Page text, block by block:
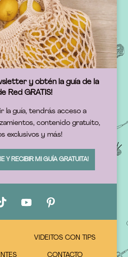
y obtén la guía de la
Red GRATIS!
la guía, tendrás acceso a
contenido gratuito,
exclusivos y más!
Y RECIBIR MI GUÍA GRATUITA!
VIDEITOS CON TIPS
CONTACTO